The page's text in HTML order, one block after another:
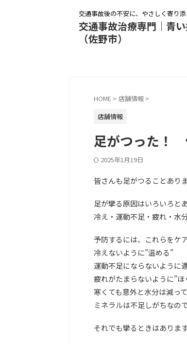
交通事故後の不安に、やさしく寄り
交通事故治療専門｜青
（佐野市）
HOME > 店舗情報 >
店舗情報
足がつった
2025年1月19日
皆さんも足がつることあり
足が攣る原因はいろいろと
冷え・運動不足・疲れ・水
予防するには、これらをケ
冷えないように”温める”
運動不足にならないように
疲れがたまらないように”
寒くても意外と水分は減っ
ミネラルは不足しがちなの
それでも攣るときはありま